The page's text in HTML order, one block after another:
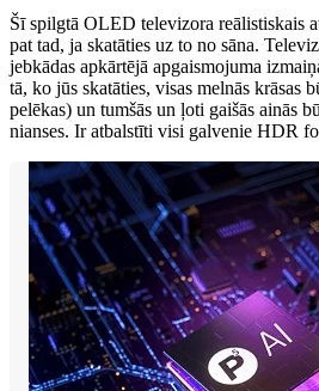
Šī spilgtā OLED televizora reālistiskais
pat tad, ja skatāties uz to no sāna.
jebkādas apkārtējā apgaismojuma
tā, ko jūs skatāties, visas melnās krāsas
pelēkas) un tumšās un ļoti gaišās ainās
nianses. Ir atbalstīti visi galvenie HDR